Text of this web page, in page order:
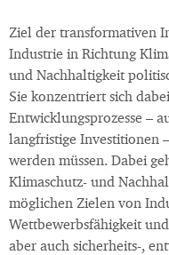
Ziel der transformativen
Industrie in Richtung
und Nachhaltigkeit
Sie konzentriert sich
Entwicklungsprozesse –
langfristige Investitionen
werden müssen. Dabei
Klimaschutz- und
möglichen Zielen von
Wettbewerbsfähigkeit
aber auch sicherheits-,